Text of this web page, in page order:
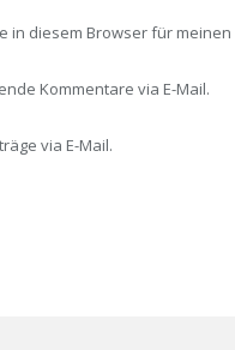
in diesem Browser für
Kommentare via E-Mail.
via E-Mail.